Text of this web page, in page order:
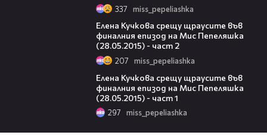
337 miss_pepeliashka
Елена Кучкова срещу щраусите във
финалния епизод на Мис Пепеляшка
(28.05.2015) - част 2
207 miss_pepeliashka
Елена Кучкова срещу щраусите във
финалния епизод на Мис Пепеляшка
(28.05.2015) - част 1
297 miss_pepeliashka